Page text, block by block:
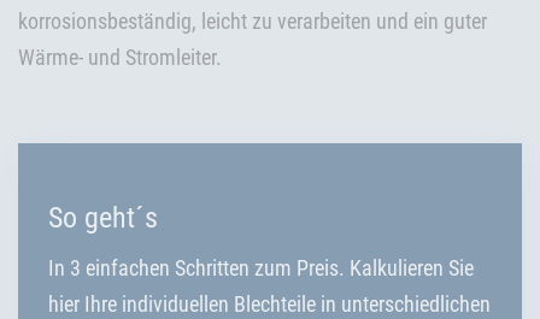
korrosionsbeständig, leicht zu verarbeiten und ein guter
Wärme- und Stromleiter.
So geht´s
In 3 einfachen Schritten zum Preis. Kalkulieren Sie
hier Ihre individuellen Blechteile in unterschiedlichen